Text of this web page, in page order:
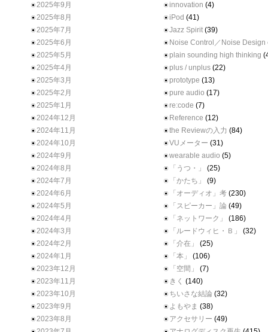
2025年9月
2025年8月
2025年7月
2025年6月
2025年5月
2025年4月
2025年3月
2025年2月
2025年1月
2024年12月
2024年11月
2024年10月
2024年9月
2024年8月
2024年7月
2024年6月
2024年5月
2024年4月
2024年3月
2024年2月
2024年1月
2023年12月
2023年11月
2023年10月
2023年9月
2023年8月
innovation (4)
iPod (41)
Jazz Spirit (39)
Noise Control／Noise Design
plain sounding high thinking
plus / unplus (22)
prototype (13)
pure audio (17)
re:code (7)
Reference (12)
the Reviewの入力 (84)
VUメーター (31)
wearable audio (5)
「うつ・」
(25)
「かたち」
(9)
「オーディオ」考 (230)
「スピーカー」論 (49)
「ネットワーク」
(186)
「ルードウィヒ・Ｂ」
(32)
「介在」
(25)
「本」
(106)
「空間」
(7)
きく (140)
ちいさな結論 (32)
よもやま (38)
アクセサリー (49)